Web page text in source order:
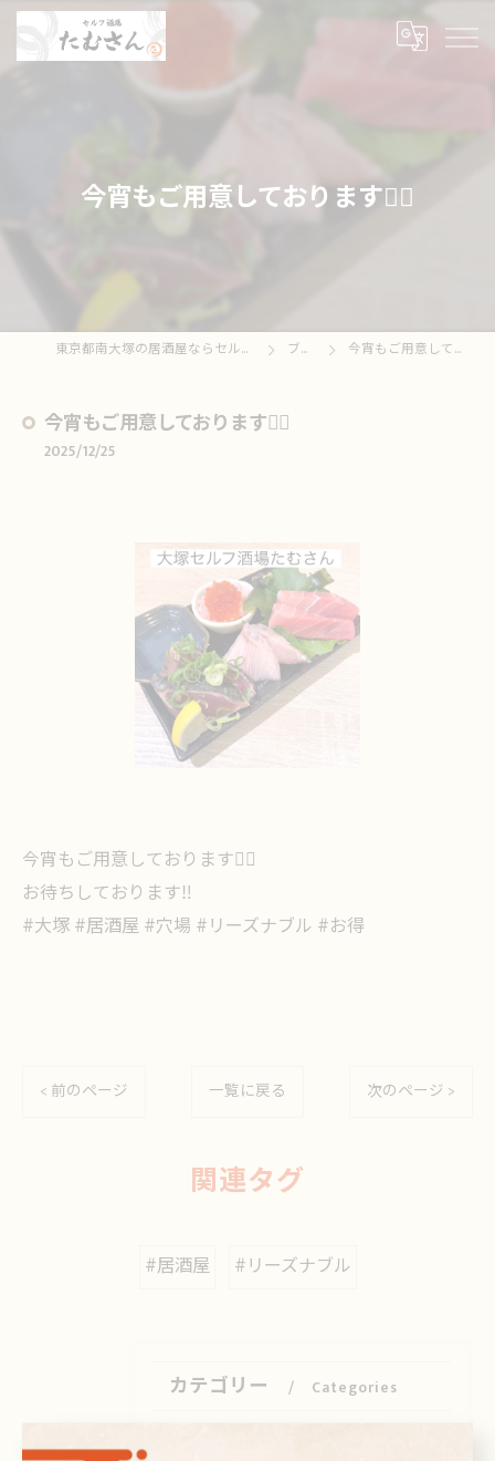
今宵もご用意しております🙇‍♀️
東京都南大塚の居酒屋ならセルフ酒場たむさん ブログ 今宵もご用意しております🙇‍♀️
今宵もご用意しております🙇‍♀️
2025/12/25
今宵もご用意しております🙇‍♀️
お待ちしております‼️
#大塚 #居酒屋 #穴場 #リーズナブル #お得
< 前のページ 一覧に戻る 次のページ >
関連タグ
#居酒屋 #リーズナブル
カテゴリー Categories